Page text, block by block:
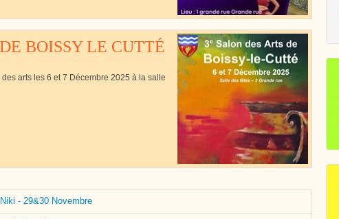
BOISSY LE CUTTÉ
arts les 6 et 7 Décembre 2025 à la salle
- 29&30 Novembre